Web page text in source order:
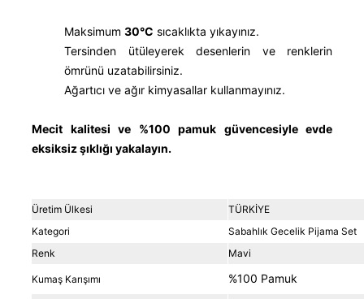
Maksimum 30°C sıcaklıkta yıkayınız.
Tersinden ütüleyerek desenlerin ve renklerin
ömrünü uzatabilirsiniz.
Ağartıcı ve ağır kimyasallar kullanmayınız.
Mecit kalitesi ve %100 pamuk güvencesiyle evde
eksiksiz şıklığı yakalayın.
Üretim Ülkesi
TÜRKİYE
Kategori
Sabahlık Gecelik Pijama Set
Renk
Mavi
Kumaş Karışımı %100 Pamuk